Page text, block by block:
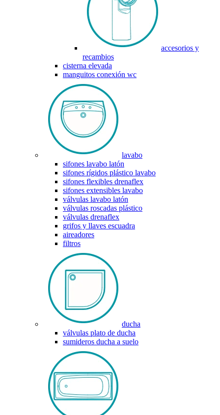
accesorios y
recambios
cisterna elevada
manguitos conexión wc
lavabo
sifones lavabo latón
sifones rígidos plástico lavabo
sifones flexibles drenaflex
sifones extensibles lavabo
válvulas lavabo latón
válvulas roscadas plástico
válvulas drenaflex
grifos y llaves escuadra
aireadores
filtros
ducha
válvulas plato de ducha
sumideros ducha a suelo